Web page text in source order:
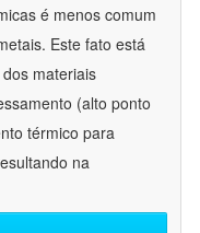
é menos comum
Este fato está
materiais
(alto ponto
térmico para
na